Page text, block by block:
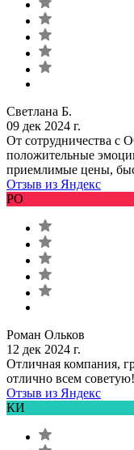
Светлана Б.
09 дек 2024 г.
От сотрудничества
положительные
приемлимые цены,
Отзыв из Яндекс
РО
Роман Ольков
12 дек 2024 г.
Отличная компания,
отлично всем советую!
Отзыв из Яндекс
КИ